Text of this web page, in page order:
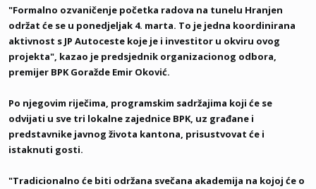
"Formalno ozvaničenje početka radova na tunelu Hranjen
održat će se u ponedjeljak 4. marta. To je jedna koordinirana
aktivnost s JP Autoceste koje je i investitor u okviru ovog
projekta", kazao je predsjednik organizacionog odbora,
premijer BPK Goražde Emir Oković.
Po njegovim riječima, programskim sadržajima koji će se
odvijati u sve tri lokalne zajednice BPK, uz građane i
predstavnike javnog života kantona, prisustvovat će i
istaknuti gosti.
"Tradicionalno će biti održana svečana akademija na kojoj će o